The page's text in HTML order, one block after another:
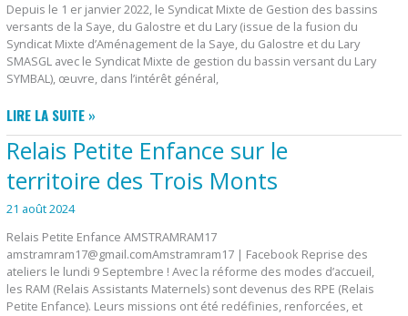
Depuis le 1 er janvier 2022, le Syndicat Mixte de Gestion des bassins
versants de la Saye, du Galostre et du Lary (issue de la fusion du
Syndicat Mixte d’Aménagement de la Saye, du Galostre et du Lary
SMASGL avec le Syndicat Mixte de gestion du bassin versant du Lary
SYMBAL), œuvre, dans l’intérêt général,
RETOUR
SUR
LE
SYNDICAT
SAYE
GALOSTRE
LARY
LIRE LA SUITE »
Relais Petite Enfance sur le
territoire des Trois Monts
21 août 2024
Relais Petite Enfance AMSTRAMRAM17
amstramram17@gmail.comAmstramram17 | Facebook Reprise des
ateliers le lundi 9 Septembre ! Avec la réforme des modes d’accueil,
les RAM (Relais Assistants Maternels) sont devenus des RPE (Relais
Petite Enfance). Leurs missions ont été redéfinies, renforcées, et